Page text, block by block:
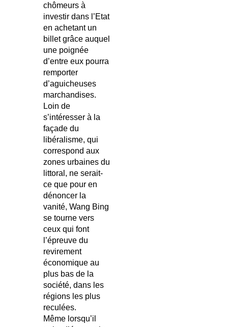
chômeurs à
investir dans l’Etat
en achetant un
billet grâce auquel
une poignée
d’entre eux pourra
remporter
d’aguicheuses
marchandises.
Loin de
s’intéresser à la
façade du
libéralisme, qui
correspond aux
zones urbaines du
littoral, ne serait-
ce que pour en
dénoncer la
vanité, Wang Bing
se tourne vers
ceux qui font
l’épreuve du
revirement
économique au
plus bas de la
société, dans les
régions les plus
reculées.
Même lorsqu’il